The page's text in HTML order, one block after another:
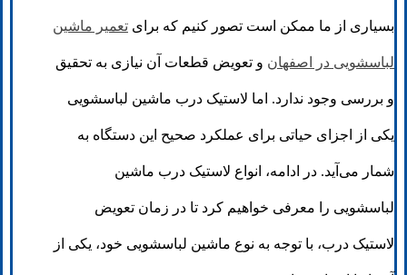
بسیاری از ما ممکن است تصور کنیم که برای تعمیر ماشین
لباسشویی در اصفهان و تعویض قطعات آن نیازی به تحقیق
و بررسی وجود ندارد. اما لاستیک درب ماشین لباسشویی
یکی از اجزای حیاتی برای عملکرد صحیح این دستگاه به
شمار می‌آید. در ادامه، انواع لاستیک درب ماشین
لباسشویی را معرفی خواهیم کرد تا در زمان تعویض
لاستیک درب، با توجه به نوع ماشین لباسشویی خود، یکی از